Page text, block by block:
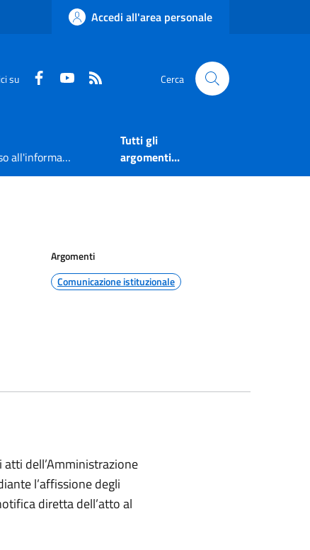
Accedi all'area personale
su Faceboook
Youtube Cerca
Accesso all'informazione
Tutti gli
argomenti...
Argomenti
Comunicazione istituzionale
atti dell’Amministrazione
l’affissione degli
diretta dell’atto al